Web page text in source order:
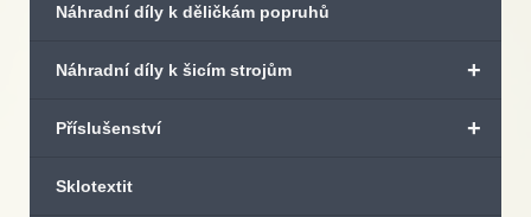
Náhradní díly k děličkám popruhů
+
Náhradní díly k šicím strojům
+
Příslušenství
Sklotextit